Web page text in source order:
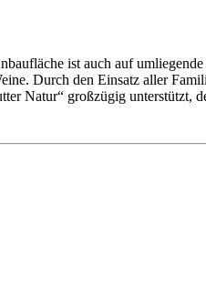
ist auch auf
Durch den Einsatz aller
Natur“ großzügig unterstützt,